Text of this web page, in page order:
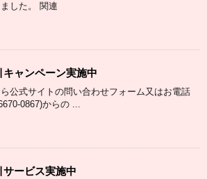
した。 関連
キャンペーン実施中
公式サイトの問い合わせフォーム又はお電話
0867)からの ...
サービス実施中